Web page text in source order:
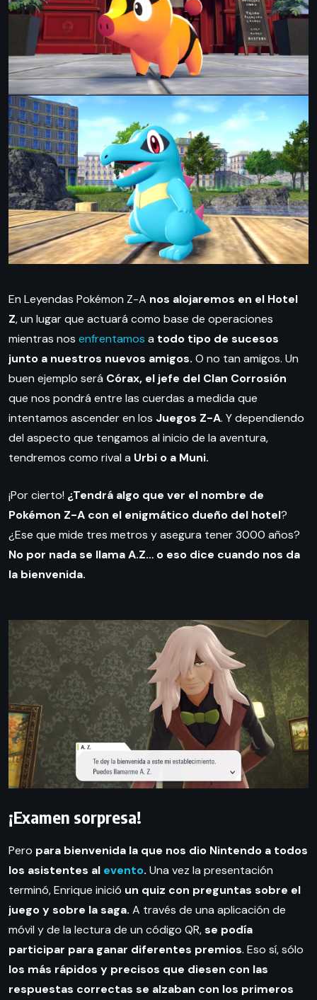
En Leyendas Pokémon Z-A nos alojaremos en el Hotel
Z, un lugar que actuará como base de operaciones
mientras nos enfrentamos a todo tipo de sucesos
junto a nuestros nuevos amigos. O no tan amigos. Un
buen ejemplo será Córax, el jefe del Clan Corrosión
que nos pondrá entre las cuerdas a medida que
intentamos ascender en los Juegos Z-A. Y dependiendo
del aspecto que tengamos al inicio de la aventura,
tendremos como rival a Urbi o a Muni.
¡Por cierto! ¿Tendrá algo que ver el nombre de
Pokémon Z-A con el enigmático dueño del hotel?
¿Ese que mide tres metros y asegura tener 3000 años?
No por nada se llama A.Z… o eso dice cuando nos da
la bienvenida.
¡Examen sorpresa!
Pero para bienvenida la que nos dio Nintendo a todos
los asistentes al evento. Una vez la presentación
terminó, Enrique inició un quiz con preguntas sobre el
juego y sobre la saga. A través de una aplicación de
móvil y de la lectura de un código QR,se podía
participar para ganar diferentes premios. Eso sí, sólo
los más rápidos y precisos que diesen con las
respuestas correctas se alzaban con los primeros